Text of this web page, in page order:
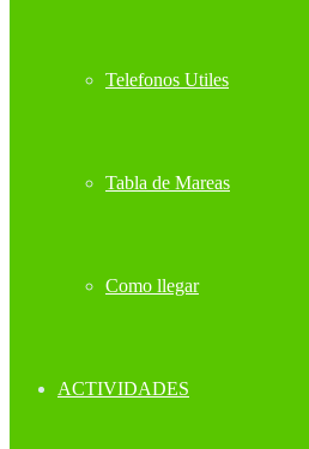
Telefonos Utiles
Tabla de Mareas
Como llegar
ACTIVIDADES